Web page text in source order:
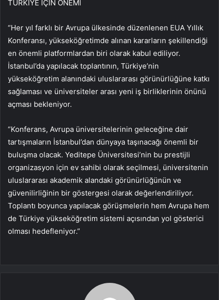
TÜRKİYE İÇİN ÖNEMİ
“Her yıl farklı bir Avrupa ülkesinde düzenlenen EUA Yıllık
Konferansı, yükseköğretimde alınan kararların şekillendiği
en önemli platformlardan biri olarak kabul ediliyor.
İstanbul’da yapılacak toplantının, Türkiye’nin
yükseköğretim alanındaki uluslararası görünürlüğüne katkı
sağlaması ve üniversiteler arası yeni iş birliklerinin önünü
açması bekleniyor.
“Konferans, Avrupa üniversitelerinin geleceğine dair
tartışmaların İstanbul’dan dünyaya taşınacağı önemli bir
buluşma olacak. Yeditepe Üniversitesi’nin bu prestijli
organizasyon için ev sahibi olarak seçilmesi, üniversitenin
uluslararası akademik alandaki görünürlüğünün ve
güvenilirliğinin bir göstergesi olarak değerlendiriliyor.
Toplantı boyunca yapılacak görüşmelerin hem Avrupa hem
de Türkiye yükseköğretim sistemi açısından yol gösterici
olması hedefleniyor.”